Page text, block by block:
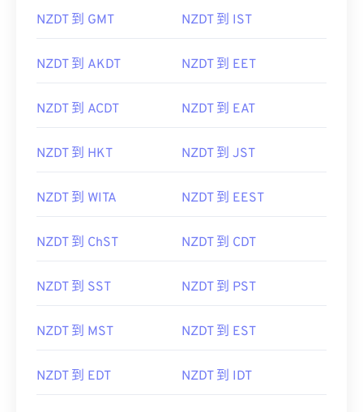
NZDT 到 GMT NZDT 到 IST
NZDT 到 AKDT NZDT 到 EET
NZDT 到 ACDT NZDT 到 EAT
NZDT 到 HKT NZDT 到 JST
NZDT 到 WITA NZDT 到 EEST
NZDT 到 ChST NZDT 到 CDT
NZDT 到 SST NZDT 到 PST
NZDT 到 MST NZDT 到 EST
NZDT 到 EDT NZDT 到 IDT